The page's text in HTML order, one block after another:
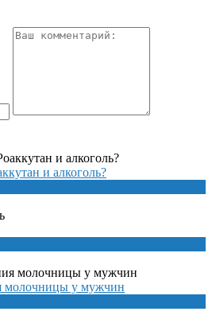
и алкоголь?
молочницы у мужчин